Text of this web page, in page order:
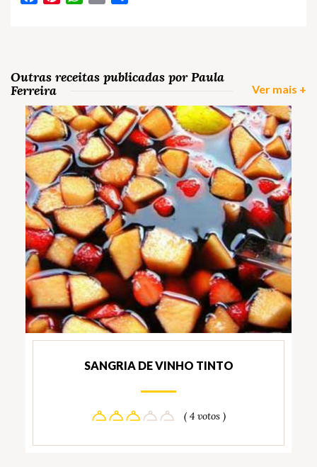
Outras receitas publicadas por Paula
Ferreira
Ver mais +
SANGRIA DE VINHO TINTO
( 4 votos )